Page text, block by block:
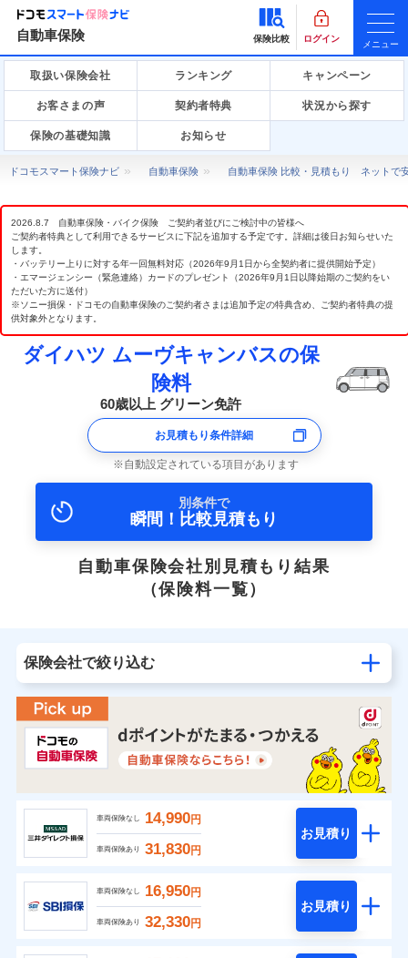
自動車保険 保険比較 ログイン
メニュー
取扱い保険会社 ランキング キャンペーン
お客さまの声 契約者特典 状況から探す
保険の基礎知識 お知らせ
ドコモスマート保険ナビ 自動車保険 自動車保険 比較・見積もり ネットで
2026.8.7 自動車保険・バイク保険 ご契約者並びにご検討中の皆様へ
ご契約者特典として利用できるサービスに下記を追加する予定です。詳細は後日お知らせいた
します。
・バッテリー上りに対する年一回無料対応（2026年9月1日から全契約者に提供開始予定）
・エマージェンシー（緊急連絡）カードのプレゼント（2026年9月1日以降始期のご契約をい
ただいた方に送付）
※ソニー損保・ドコモの自動車保険のご契約者さまは追加予定の特典含め、ご契約者特典の提
供対象外となります。
ダイハツ ムーヴキャンバスの保
険料
60歳以上 グリーン免許
お見積もり条件詳細
自動設定されている項目があります
別条件で
瞬間！比較見積もり
自動車保険会社別見積もり結果
（保険料一覧）
保険会社で絞り込む
車両保険なし 14,990円
車両保険あり 31,830円
お見積り
車両保険なし 16,950円
車両保険あり 32,330円
お見積り